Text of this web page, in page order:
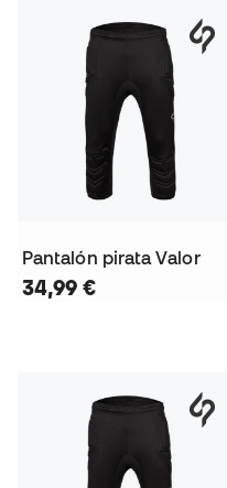
Pantalón pirata Valor
34,99 €